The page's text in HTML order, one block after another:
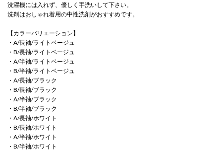
洗濯機には入れず、優しく手洗いして下さい。
洗剤はおしゃれ着用の中性洗剤がおすすめです。
【カラーバリエーション】
・A/長袖/ライトベージュ
・B/長袖/ライトベージュ
・A/半袖/ライトベージュ
・B/半袖/ライトベージュ
・A/長袖/ブラック
・B/長袖/ブラック
・A/半袖/ブラック
・B/半袖/ブラック
・A/長袖/ホワイト
・B/長袖/ホワイト
・A/半袖/ホワイト
・B/半袖/ホワイト